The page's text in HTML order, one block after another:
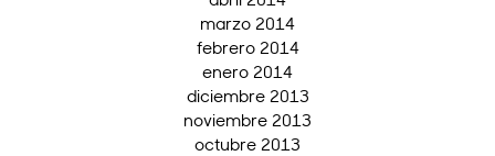
marzo 2014
febrero 2014
enero 2014
diciembre 2013
noviembre 2013
octubre 2013